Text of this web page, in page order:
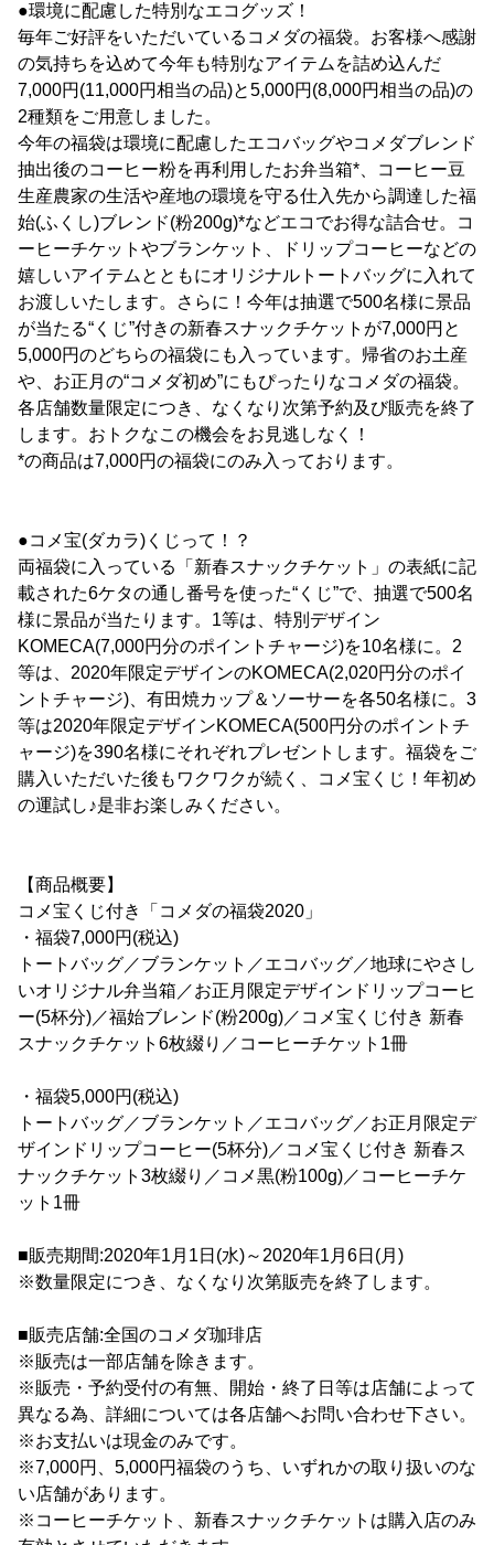
●環境に配慮した特別なエコグッズ！
毎年ご好評をいただいているコメダの福袋。お客様へ感謝
の気持ちを込めて今年も特別なアイテムを詰め込んだ
7,000円(11,000円相当の品)と5,000円(8,000円相当の品)の
2種類をご用意しました。
今年の福袋は環境に配慮したエコバッグやコメダブレンド
抽出後のコーヒー粉を再利用したお弁当箱*、コーヒー豆
生産農家の生活や産地の環境を守る仕入先から調達した福
始(ふくし)ブレンド(粉200g)*などエコでお得な詰合せ。コ
ーヒーチケットやブランケット、ドリップコーヒーなどの
嬉しいアイテムとともにオリジナルトートバッグに入れて
お渡しいたします。さらに！今年は抽選で500名様に景品
が当たる“くじ”付きの新春スナックチケットが7,000円と
5,000円のどちらの福袋にも入っています。帰省のお土産
や、お正月の“コメダ初め”にもぴったりなコメダの福袋。
各店舗数量限定につき、なくなり次第予約及び販売を終了
します。おトクなこの機会をお見逃しなく！
*の商品は7,000円の福袋にのみ入っております。
●コメ宝(ダカラ)くじって！？
両福袋に入っている「新春スナックチケット」の表紙に記
載された6ケタの通し番号を使った“くじ”で、抽選で500名
様に景品が当たります。1等は、特別デザイン
KOMECA(7,000円分のポイントチャージ)を10名様に。2
等は、2020年限定デザインのKOMECA(2,020円分のポイ
ントチャージ)、有田焼カップ＆ソーサーを各50名様に。3
等は2020年限定デザインKOMECA(500円分のポイントチ
ャージ)を390名様にそれぞれプレゼントします。福袋をご
購入いただいた後もワクワクが続く、コメ宝くじ！年初め
の運試し♪是非お楽しみください。
【商品概要】
コメ宝くじ付き「コメダの福袋2020」
・福袋7,000円(税込)
トートバッグ／ブランケット／エコバッグ／地球にやさし
いオリジナル弁当箱／お正月限定デザインドリップコーヒ
ー(5杯分)／福始ブレンド(粉200g)／コメ宝くじ付き 新春
スナックチケット6枚綴り／コーヒーチケット1冊
・福袋5,000円(税込)
トートバッグ／ブランケット／エコバッグ／お正月限定デ
ザインドリップコーヒー(5杯分)／コメ宝くじ付き 新春ス
ナックチケット3枚綴り／コメ黒(粉100g)／コーヒーチケ
ット1冊
■販売期間:2020年1月1日(水)～2020年1月6日(月)
※数量限定につき、なくなり次第販売を終了します。
■販売店舗:全国のコメダ珈琲店
※販売は一部店舗を除きます。
※販売・予約受付の有無、開始・終了日等は店舗によって
異なる為、詳細については各店舗へお問い合わせ下さい。
※お支払いは現金のみです。
※7,000円、5,000円福袋のうち、いずれかの取り扱いのな
い店舗があります。
※コーヒーチケット、新春スナックチケットは購入店のみ